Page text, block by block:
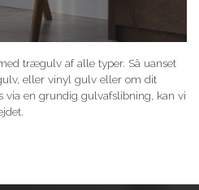
trægulv af alle typer. Så uanset
eller vinyl gulv eller om dit
via en grundig gulvafslibning, kan vi